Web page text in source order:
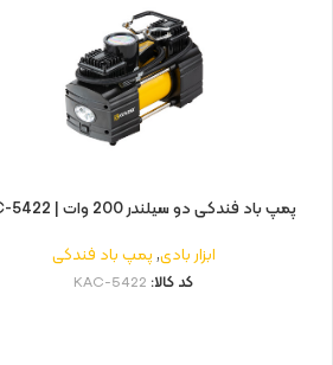
پمپ باد فندکی دو سیلندر 200 وات | KAC-5422
ابزار بادی,پمپ باد فندکی
کد کالا: KAC-5422